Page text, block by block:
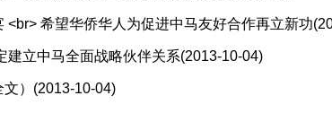
希望华侨华人为促进中马友好合作再立新功
建立中马全面战略伙伴关系(2013-10-04)
） (2013-10-04)